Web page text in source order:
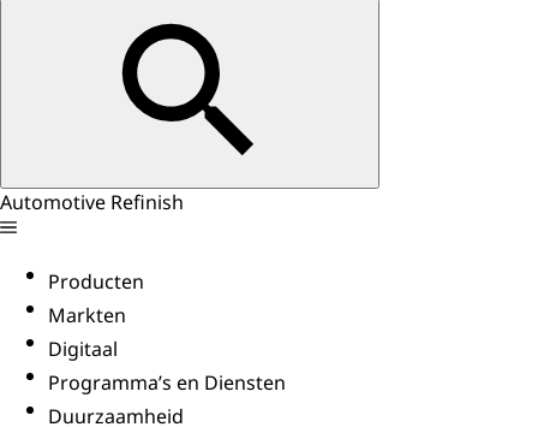
Automotive Refinish
Producten
Markten
Digitaal
Programma’s en Diensten
Duurzaamheid